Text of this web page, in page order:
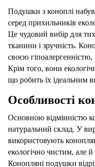
Подушки з коноплі
серед прихильників
Це чудовий вибір для
тканини і зручність.
своєю
Крім того, вони
що робить їх ідеальним
Особливості
Основною відмінністю
натуральний склад. У
використовують
екологічно чистим, але
Конопляні подушки